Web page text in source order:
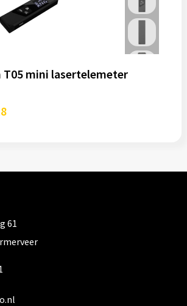
T05 mini lasertelemeter
61